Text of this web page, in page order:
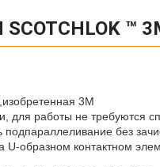
™
3М
для работы не требуются
без
U-образном контактном